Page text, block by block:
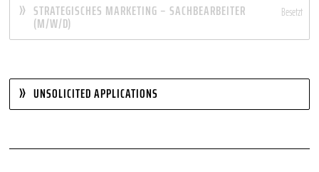
STRATEGISCHES MARKETING – SACHBEARBEITER
(M/W/D)
Besetzt
UNSOLICITED APPLICATIONS